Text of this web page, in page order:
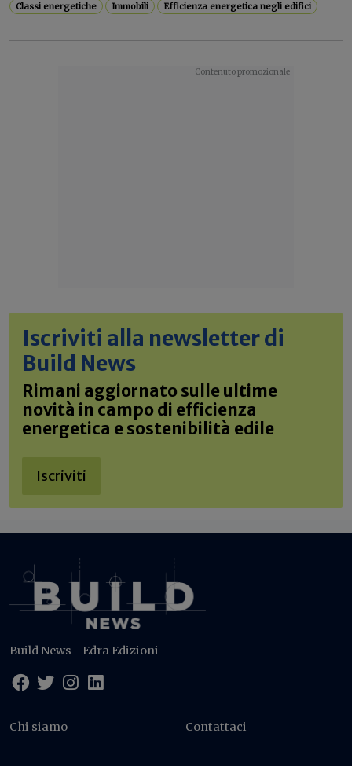
Classi energetiche Immobili Efficienza energetica negli edifici
Iscriviti alla newsletter di
Build News
Rimani aggiornato sulle ultime
novità in campo di efficienza
energetica e sostenibilità edile
Iscriviti
Build News - Edra Edizioni
Chi siamo Contattaci